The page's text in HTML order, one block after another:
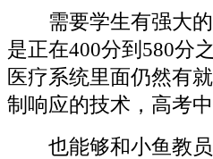
需要学生有强大的
是正在400分到580分
医疗系统里面仍然有
制响应的技术，高考
也能够和小鱼教员